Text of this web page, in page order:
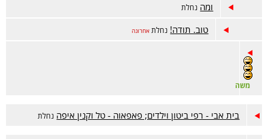
ומה נחלת
טוב. תודה! נחלת אחרונה
משה
בית אבי - רפי ביטון וילדים; פאפאוה - טל וקנין איפה נחלת